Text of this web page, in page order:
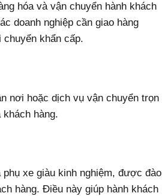
hóa và vận chuyển hành khách
doanh nghiệp cần giao hàng
khẩn cấp.
nơi hoặc dịch vụ vận chuyển trọn
hàng.
xe giàu kinh nghiệm, được đào
hàng. Điều này giúp hành khách